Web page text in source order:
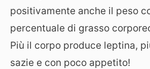
positivamente anche il peso
percentuale di grasso
Più il corpo produce leptina,
sazie e con poco appetito!